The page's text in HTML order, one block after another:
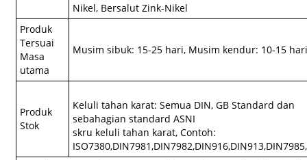
Nikel, Bersalut Zink-Nikel
Produk
Tersuai
Masa
utama
Musim sibuk: 15-25 hari, Musim kendur: 10-15
Produk
Stok
Keluli tahan karat: Semua DIN, GB Standard dan
sebahagian standard ASNI
skru keluli tahan karat, Contoh: